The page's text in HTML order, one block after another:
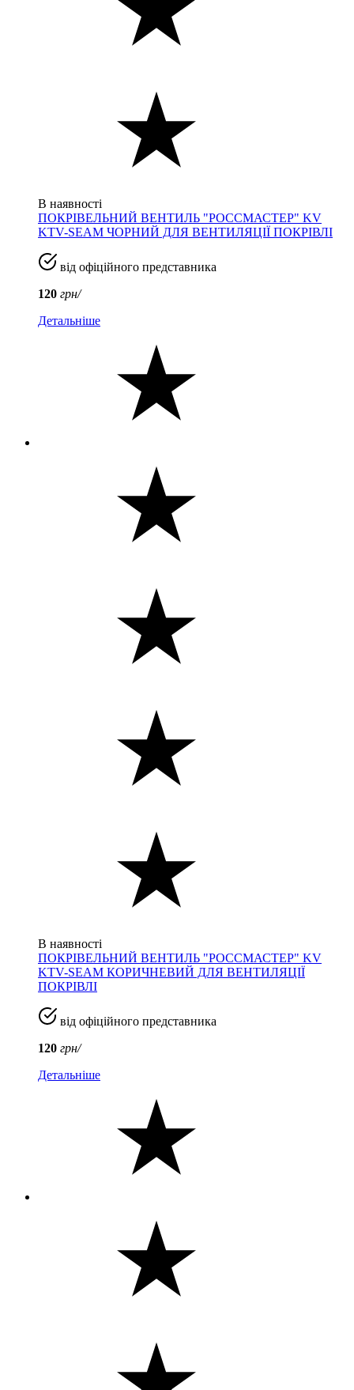
В наявності
ПОКРІВЕЛЬНИЙ ВЕНТИЛЬ "РОССМАСТЕР" KV
KTV-SEAM ЧОРНИЙ ДЛЯ ВЕНТИЛЯЦІЇ ПОКРІВЛІ
від офіційного представника
120 грн/
Детальніше
В наявності
ПОКРІВЕЛЬНИЙ ВЕНТИЛЬ "РОССМАСТЕР" KV
KTV-SEAM КОРИЧНЕВИЙ ДЛЯ ВЕНТИЛЯЦІЇ
ПОКРІВЛІ
від офіційного представника
120 грн/
Детальніше